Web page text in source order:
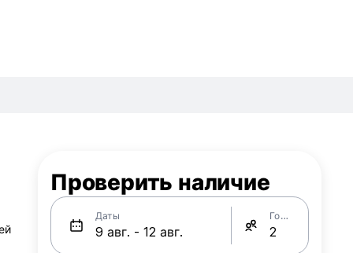
Проверить наличие
Даты Гости